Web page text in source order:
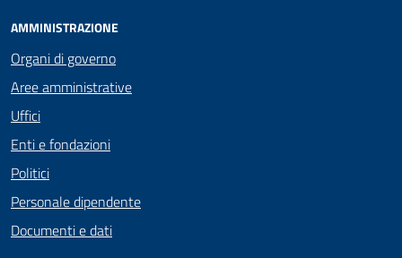
AMMINISTRAZIONE
Organi di governo
Aree amministrative
Uffici
Enti e fondazioni
Politici
Personale dipendente
Documenti e dati